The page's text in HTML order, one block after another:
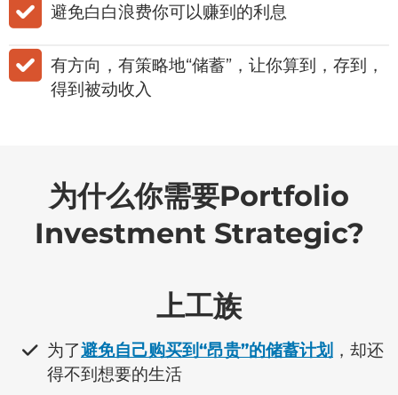
​避免白白浪费你可以赚到的利息
有方向，有策略地“储蓄”，让你算到，存到，
得到被动收入
为什么你需要Portfolio
Investment Strategic?
上工族
​为了避免自己购买到“昂贵”的储蓄计划 ，却还
得不到想要的生活